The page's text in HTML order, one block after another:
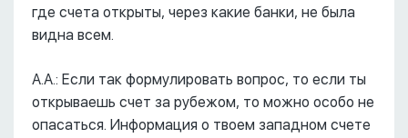
где счета открыты, через какие банки, не была
видна всем.
А.А.: Если так формулировать вопрос, то если ты
открываешь счет за рубежом, то можно особо не
опасаться. Информация о твоем западном счете